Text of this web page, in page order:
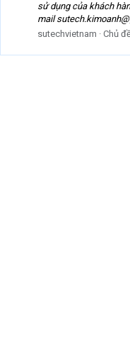
sử dụng của khách
mail
sutechvietnam
Chủ